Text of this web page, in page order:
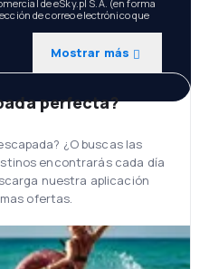
de eSky.pl S.A. (en forma
de correo electrónico que
Mostrar más
perfecta?
¿O buscas las
encontrarás cada día
nuestra aplicación
ofertas.